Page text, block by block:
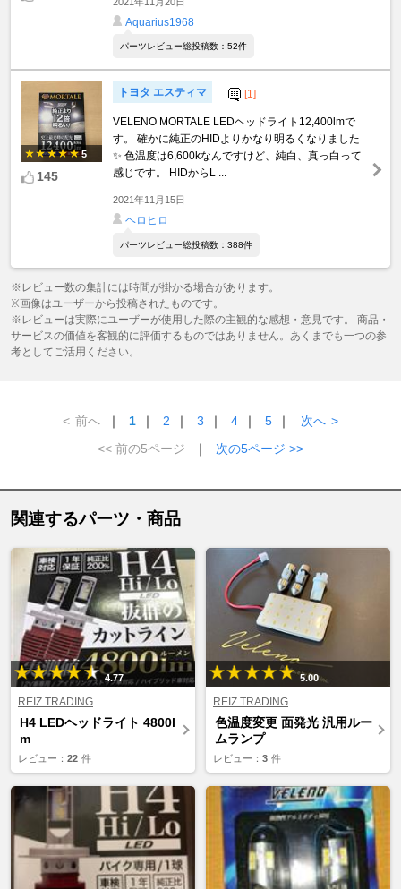
Aquarius1968
パーツレビュー総投稿数：52件
5
145
トヨタ エスティマ [1]
VELENO MORTALE LEDヘッドライト12,400lmで
す。 確かに純正のHIDよりかなり明るくなりました
✨ 色温度は6,600kなんですけど、純白、真っ白って
感じです。 HIDからL ...
2021年11月15日
ヘロヒロ
パーツレビュー総投稿数：388件
※レビュー数の集計には時間が掛かる場合があります。
※画像はユーザーから投稿されたものです。
※レビューは実際にユーザーが使用した際の主観的な感想・意見です。 商品・
サービスの価値を客観的に評価するものではありません。あくまでも一つの参
考としてご活用ください。
< 前へ ｜ 1 ｜ 2 ｜ 3 ｜ 4 ｜ 5 ｜ 次へ >
<< 前の5ページ
｜ 次の5ページ >>
関連するパーツ・商品
4.77
REIZ TRADING
H4 LEDヘッドライト 4800l
m
レビュー： 22 件
5.00
REIZ TRADING
色温度変更 面発光 汎用ルー
ムランプ
レビュー： 3 件